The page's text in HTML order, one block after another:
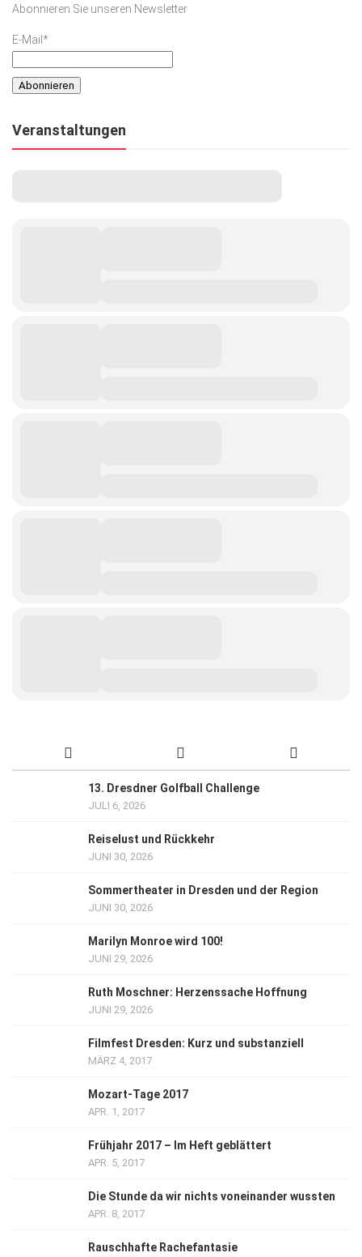
Abonnieren Sie unseren Newsletter
E-Mail*
Veranstaltungen
13. Dresdner Golfball Challenge
JULI 6, 2026
Reiselust und Rückkehr
JUNI 30, 2026
Sommertheater in Dresden und der Region
JUNI 30, 2026
Marilyn Monroe wird 100!
JUNI 29, 2026
Ruth Moschner: Herzenssache Hoffnung
JUNI 29, 2026
Filmfest Dresden: Kurz und substanziell
MÄRZ 4, 2017
Mozart-Tage 2017
APR. 1, 2017
Frühjahr 2017 – Im Heft geblättert
APR. 5, 2017
Die Stunde da wir nichts voneinander wussten
APR. 8, 2017
Rauschhafte Rachefantasie